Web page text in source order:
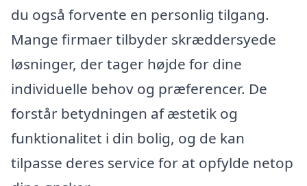
du også forvente en personlig tilgang.
Mange firmaer tilbyder skræddersyede
løsninger, der tager højde for dine
individuelle behov og præferencer. De
forstår betydningen af æstetik og
funktionalitet i din bolig, og de kan
tilpasse deres service for at opfylde netop